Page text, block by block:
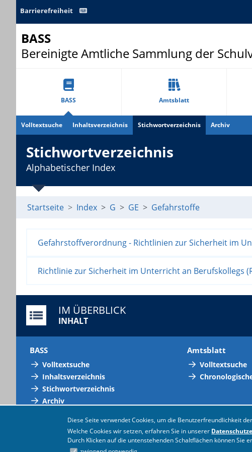
Barrierefreiheit
BASS
Bereinigte Amtliche Sammlung der
BASS Amtsblatt
Volltextsuche Inhaltsverzeichnis Stichwortverzeichnis Archiv
Diese Seite verwendet Cookies, um die Benutzerfreundlichkeit
Welche Cookies wir setzen, erfahren Sie in unserer
Durch Klicken auf die untenstehenden Schaltflächen können Sie
Stichwortverzeichnis
Alphabetischer Index
Startseite Index G GE Gefahrstoffe
Gefahrstoffverordnung - Richtlinien zur Sicherheit im
Richtlinie zur Sicherheit im Unterricht an Berufskollegs
IM ÜBERBLICK
INHALT
BASS
Volltextsuche
Inhaltsverzeichnis
Stichwortverzeichnis
Archiv
Amtsblatt
Volltextsuche